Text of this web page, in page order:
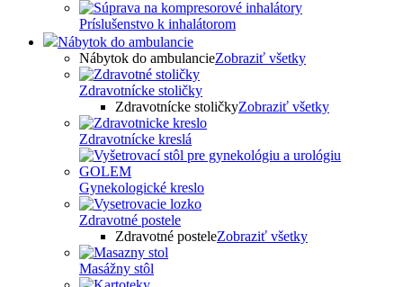
Príslušenstvo k inhalátorom
Nábytok do ambulancie
Nábytok do ambulancieZobraziť všetky
Zdravotnícke stoličky
Zdravotnícke stoličkyZobraziť všetky
Zdravotnícke kreslá
Gynekologické kreslo
Zdravotné postele
Zdravotné posteleZobraziť všetky
Masážny stôl